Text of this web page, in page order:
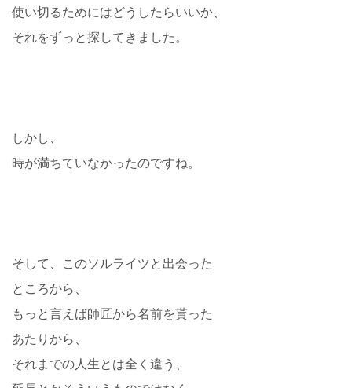
使い切るためにはどうしたらいいか、
それをずっと探してきました。
しかし、
時が満ちていなかったのですね。
そして、このソルライツと出会った
ところから、
もっと言えば師匠から名前を貰った
あたりから、
それまでの人生とは全く違う、